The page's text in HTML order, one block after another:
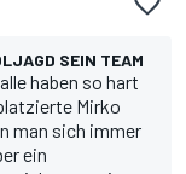
SEIN TEAM
haben so hart
Mirko
man sich immer
ein